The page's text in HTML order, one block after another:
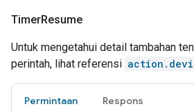
TimerResume
Untuk mengetahui detail tambahan
perintah, lihat referensi
Permintaan Respons